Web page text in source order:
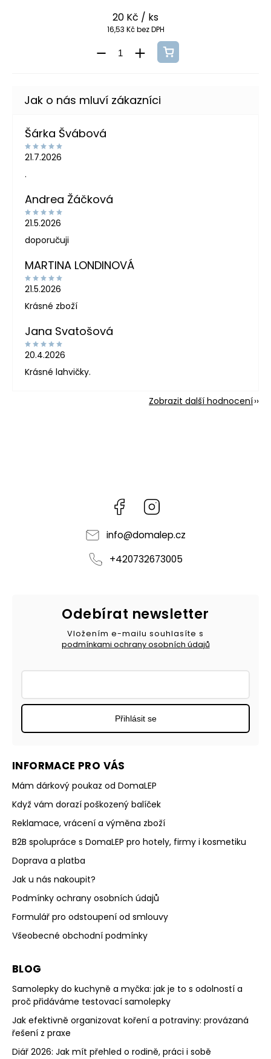
20 Kč / ks
16,53 Kč bez DPH
Šárka Švábová
21.7.2026
.
Andrea Žáčková
21.5.2026
doporučuji
MARTINA LONDINOVÁ
21.5.2026
Krásné zboží
Jana Svatošová
20.4.2026
Krásné lahvičky.
Zobrazit další hodnocení
Facebook
info@domalep.cz
+420732673005
INFORMACE PRO VÁS
Mám dárkový poukaz od DomaLEP
Když vám dorazí poškozený balíček
Reklamace, vrácení a výměna zboží
B2B spolupráce s DomaLEP pro hotely, firmy i kosmetiku
Doprava a platba
Jak u nás nakoupit?
Podmínky ochrany osobních údajů
Formulář pro odstoupení od smlouvy
Všeobecné obchodní podmínky
BLOG
Samolepky do kuchyně a myčka: jak je to s odolností a
proč přidáváme testovací samolepky
Jak efektivně organizovat koření a potraviny: provázaná
řešení z praxe
Diář 2026: Jak mít přehled o rodině, práci i sobě
Odebírat newsletter
Vložením e-mailu souhlasíte s
podmínkami ochrany osobních údajů
Přihlásit se